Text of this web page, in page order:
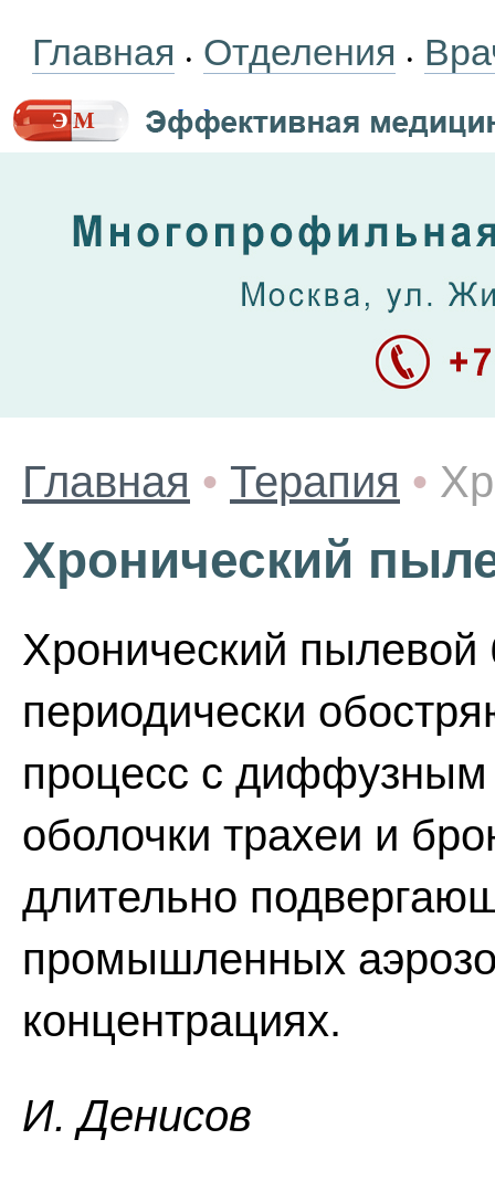
Главная • Отделения •
Главная • Терапия •
Хронический
Хронический пылевой
периодически
процесс с диффузным
оболочки трахеи и
длительно
промышленных
концентрациях.
И. Дeниcoв